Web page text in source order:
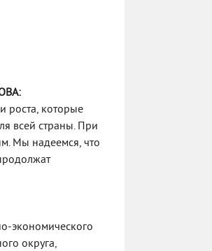
роста, которые
всей страны. При
Мы надеемся, что
экономического
округа,